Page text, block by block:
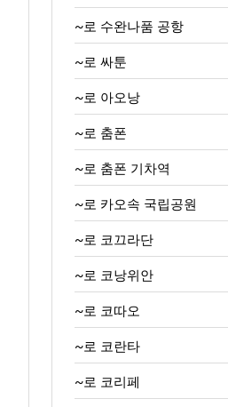
~로 수완나품 공항
~로 싸툰
~로 아오낭
~로 춤폰
~로 춤폰 기차역
~로 카오속 국립공원
~로 코끄라단
~로 코낭위안
~로 코따오
~로 코란타
~로 코리페